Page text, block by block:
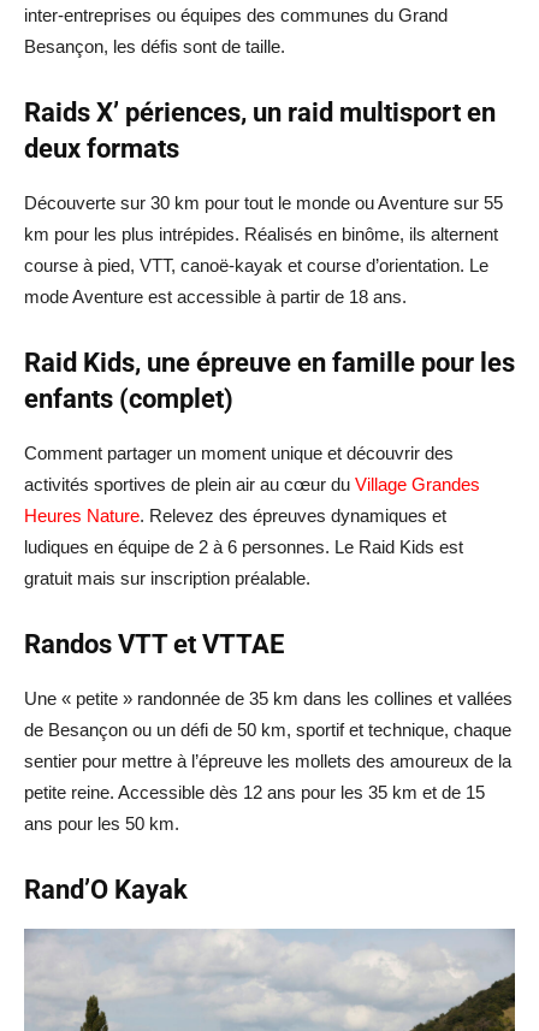
inter-entreprises ou équipes des communes du Grand
Besançon, les défis sont de taille.
Raids X’ périences, un raid multisport en
deux formats
Découverte sur 30 km pour tout le monde ou Aventure sur 55
km pour les plus intrépides. Réalisés en binôme, ils alternent
course à pied, VTT, canoë-kayak et course d’orientation. Le
mode Aventure est accessible à partir de 18 ans.
Raid Kids, une épreuve en famille pour les
enfants (complet)
Comment partager un moment unique et découvrir des
activités sportives de plein air au cœur du Village Grandes
Heures Nature. Relevez des épreuves dynamiques et
ludiques en équipe de 2 à 6 personnes. Le Raid Kids est
gratuit mais sur inscription préalable.
Randos VTT et VTTAE
Une « petite » randonnée de 35 km dans les collines et vallées
de Besançon ou un défi de 50 km, sportif et technique, chaque
sentier pour mettre à l’épreuve les mollets des amoureux de la
petite reine. Accessible dès 12 ans pour les 35 km et de 15
ans pour les 50 km.
Rand’O Kayak